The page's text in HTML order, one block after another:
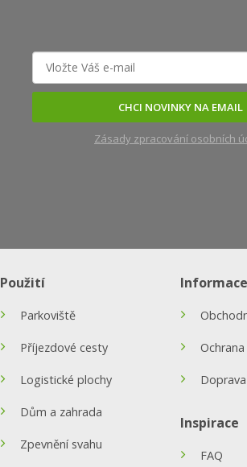
CHCI NOVINKY NA EMAIL
Zásady zpracování osobních
Použití
Parkoviště
Příjezdové cesty
Logistické plochy
Dům a zahrada
Zpevnění svahu
Informace
Doprava
Inspirace
FAQ